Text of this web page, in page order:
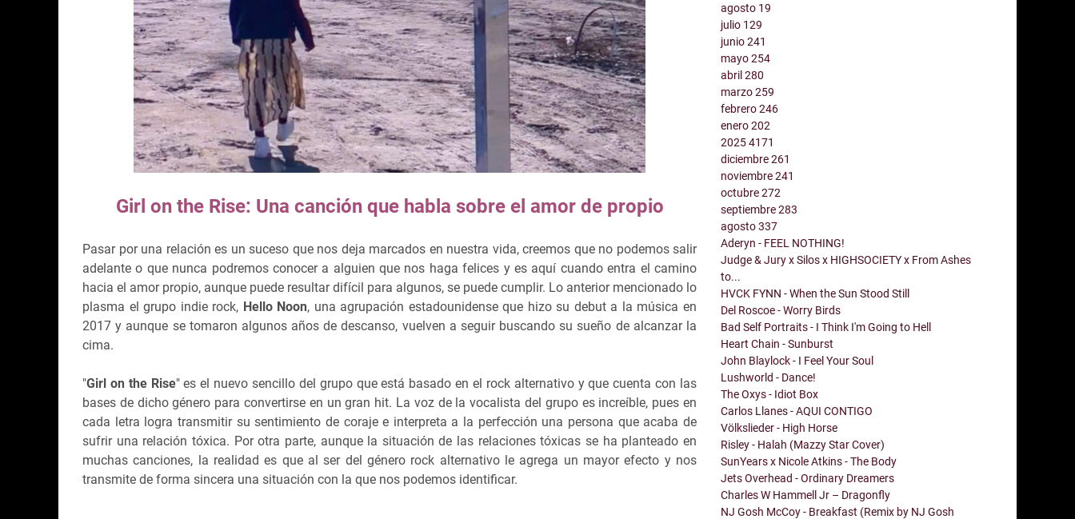
Girl on the Rise: Una canción que habla sobre el amor de propio
Pasar por una relación es un suceso que nos deja marcados en nuestra vida, creemos que no podemos salir
adelante o que nunca podremos conocer a alguien que nos haga felices y es aquí cuando entra el camino
hacia el amor propio, aunque puede resultar difícil para algunos, se puede cumplir. Lo anterior mencionado lo
plasma el grupo indie rock, Hello Noon, una agrupación estadounidense que hizo su debut a la música en
2017 y aunque se tomaron algunos años de descanso, vuelven a seguir buscando su sueño de alcanzar la
cima.
"Girl on the Rise" es el nuevo sencillo del grupo que está basado en el rock alternativo y que cuenta con las
bases de dicho género para convertirse en un gran hit. La voz de la vocalista del grupo es increíble, pues en
cada letra logra transmitir su sentimiento de coraje e interpreta a la perfección una persona que acaba de
sufrir una relación tóxica. Por otra parte, aunque la situación de las relaciones tóxicas se ha planteado en
muchas canciones, la realidad es que al ser del género rock alternativo le agrega un mayor efecto y nos
transmite de forma sincera una situación con la que nos podemos identificar.
agosto 19
julio 129
junio241
mayo254
abril280
marzo259
febrero246
enero202
20254171
diciembre261
noviembre241
octubre272
septiembre283
agosto337
Aderyn - FEEL NOTHING!
Judge & Jury x Silos x HIGHSOCIETY x From Ashes
to...
HVCK FYNN - When the Sun Stood Still
Del Roscoe - Worry Birds
Bad Self Portraits - I Think I'm Going to Hell
Heart Chain - Sunburst
John Blaylock - I Feel Your Soul
Lushworld - Dance!
The Oxys - Idiot Box
Carlos Llanes - AQUI CONTIGO
Völkslieder - High Horse
Risley - Halah (Mazzy Star Cover)
SunYears x Nicole Atkins - The Body
Jets Overhead - Ordinary Dreamers
Charles W Hammell Jr – Dragonfly
NJ Gosh McCoy - Breakfast (Remix by NJ Gosh